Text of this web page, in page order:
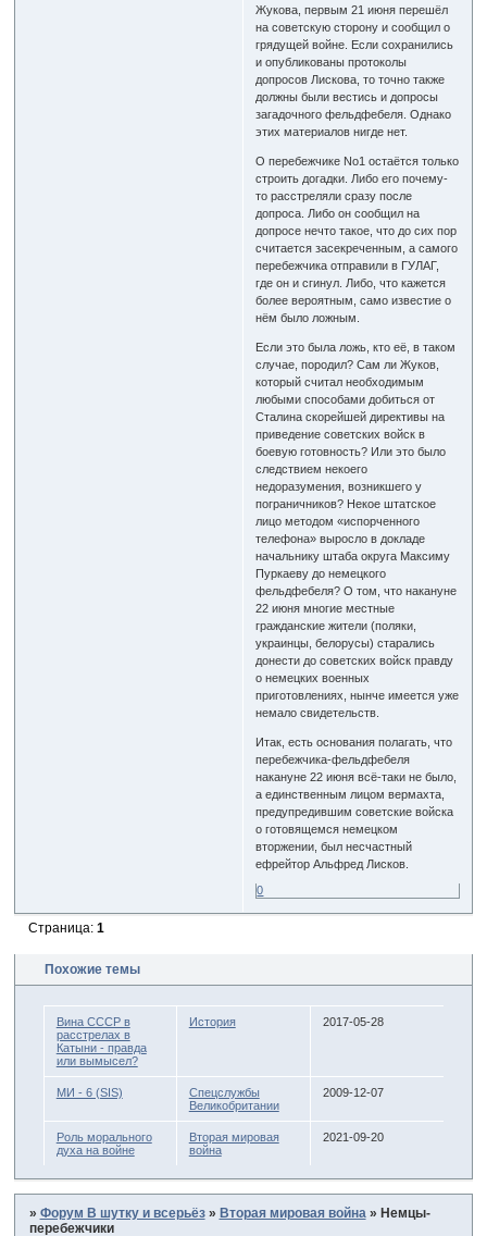
Жукова, первым 21 июня перешёл
на советскую сторону и сообщил о
грядущей войне. Если сохранились
и опубликованы протоколы
допросов Лискова, то точно также
должны были вестись и допросы
загадочного фельдфебеля. Однако
этих материалов нигде нет.
О перебежчике No1 остаётся только
строить догадки. Либо его почему-
то расстреляли сразу после
допроса. Либо он сообщил на
допросе нечто такое, что до сих пор
считается засекреченным, а самого
перебежчика отправили в ГУЛАГ,
где он и сгинул. Либо, что кажется
более вероятным, само известие о
нём было ложным.
Если это была ложь, кто её, в таком
случае, породил? Сам ли Жуков,
который считал необходимым
любыми способами добиться от
Сталина скорейшей директивы на
приведение советских войск в
боевую готовность? Или это было
следствием некоего
недоразумения, возникшего у
пограничников? Некое штатское
лицо методом «испорченного
телефона» выросло в докладе
начальнику штаба округа Максиму
Пуркаеву до немецкого
фельдфебеля? О том, что накануне
22 июня многие местные
гражданские жители (поляки,
украинцы, белорусы) старались
донести до советских войск правду
о немецких военных
приготовлениях, нынче имеется уже
немало свидетельств.
Итак, есть основания полагать, что
перебежчика-фельдфебеля
накануне 22 июня всё-таки не было,
а единственным лицом вермахта,
предупредившим советские войска
о готовящемся немецком
вторжении, был несчастный
ефрейтор Альфред Лисков.
0
Страница: 1
Похожие темы
Вина СССР в
расстрелах в
Катыни - правда
или вымысел?
История 2017-05-28
МИ - 6 (SIS)
Спецслужбы
Великобритании
2009-12-07
Роль морального
духа на войне
Вторая мировая
война
2021-09-20
» Форум В шутку и всерьёз » Вторая мировая война » Немцы-
перебежчики